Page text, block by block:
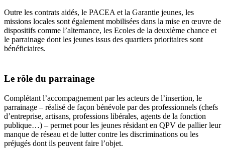
Outre les contrats aidés, le PACEA et la Garantie jeunes, les
missions locales sont également mobilisées dans la mise en œuvre de
dispositifs comme l’alternance, les Ecoles de la deuxième chance et
le parrainage dont les jeunes issus des quartiers prioritaires sont
bénéficiaires.
Le rôle du parrainage
Complétant l’accompagnement par les acteurs de l’insertion, le
parrainage – réalisé de façon bénévole par des professionnels (chefs
d’entreprise, artisans, professions libérales, agents de la fonction
publique…) – permet pour les jeunes résidant en QPV de pallier leur
manque de réseau et de lutter contre les discriminations ou les
préjugés dont ils peuvent faire l’objet.